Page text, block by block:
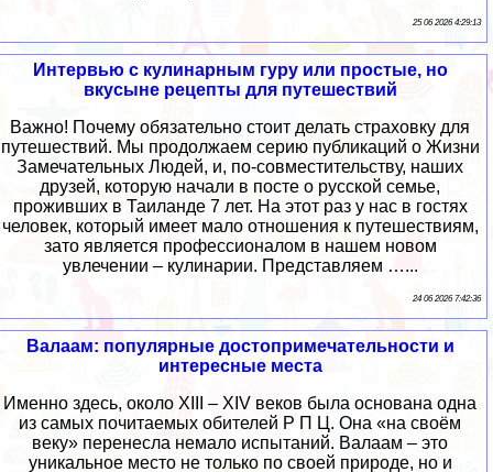
25 06 2026 4:29:13
Интервью с кулинарным гуру или простые, но
вкусыне рецепты для путешествий
Важно! Почему обязательно стоит делать страховку для
путешествий. Мы продолжаем серию публикаций о Жизни
Замечательных Людей, и, по-совместительству, наших
друзей, которую начали в посте о русской семье,
проживших в Таиланде 7 лет. На этот раз у нас в гостях
человек, который имеет мало отношения к путешествиям,
зато является профессионалом в нашем новом
увлечении – кулинарии. Представляем …...
24 06 2026 7:42:36
Валаам: популярные достопримечательности и
интересные места
Именно здесь, около XIII – XIV веков была основана одна
из самых почитаемых обителей Р П Ц. Она «на своём
веку» перенесла немало испытаний. Валаам – это
уникальное место не только по своей природе, но и